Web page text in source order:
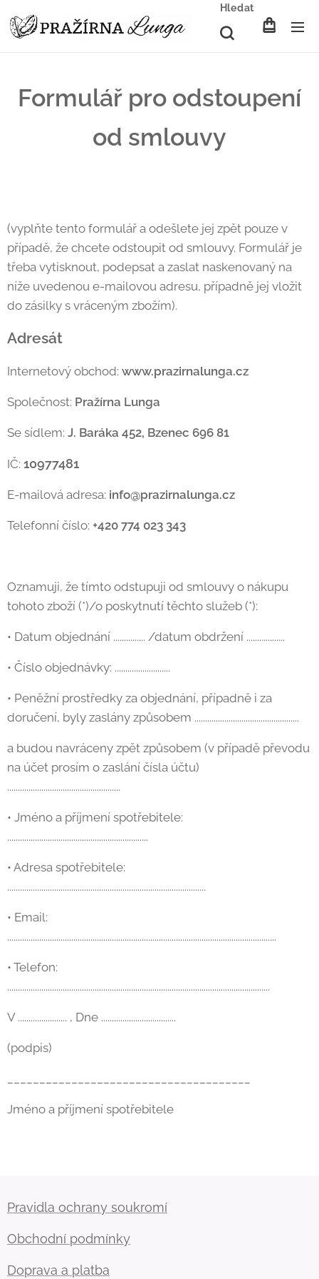
Hledat
Formulář pro odstoupení
od smlouvy
(vyplňte tento formulář a odešlete jej zpět pouze v
případě, že chcete odstoupit od smlouvy. Formulář je
třeba vytisknout, podepsat a zaslat naskenovaný na
níže uvedenou e-mailovou adresu, případně jej vložit
do zásilky s vráceným zbožím).
Adresát
Internetový obchod: www.prazirnalunga.cz
Společnost: Pražírna Lunga
Se sídlem: J. Baráka 452, Bzenec 696 81
IČ: 10977481
E-mailová adresa: info@prazirnalunga.cz
Telefonní číslo: +420 774 023 343
Oznamuji, že tímto odstupuji od smlouvy o nákupu
tohoto zboží (*)/o poskytnutí těchto služeb (*):
• Datum objednání ............... /datum obdržení ..................
• Číslo objednávky: ..........................
• Peněžní prostředky za objednání, případně i za
doručení, byly zaslány způsobem .................................................
a budou navráceny zpět způsobem (v případě převodu
na účet prosím o zaslání čísla účtu)
.....................................................
• Jméno a příjmení spotřebitele:
..................................................................
• Adresa spotřebitele:
.............................................................................................
• Email:
..............................................................................................................................
• Telefon:
...........................................................................................................................
V ....................... , Dne ...................................
(podpis)
Jméno a příjmení spotřebitele
Pravidla ochrany soukromí
Obchodní podmínky
Doprava a platba